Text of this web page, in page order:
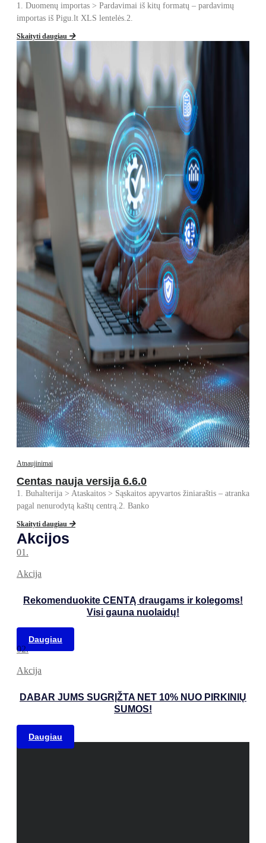
1. Duomenų importas > Pardavimai iš kitų formatų – pardavimų
importas iš Pigu.lt XLS lentelės.2.
Skaityti daugiau
Atnaujinimai
Centas nauja versija 6.6.0
1. Buhalterija > Ataskaitos > Sąskaitos apyvartos žiniaraštis – atranka
pagal nenurodytą kaštų centrą.2. Banko
Skaityti daugiau
Akcijos
01.
Akcija
Rekomenduokite CENTĄ draugams ir kolegoms!
Visi gauna nuolaidų!
Daugiau
02.
Akcija
DABAR JUMS SUGRĮŽTA NET 10% NUO PIRKINIŲ
SUMOS!
Daugiau